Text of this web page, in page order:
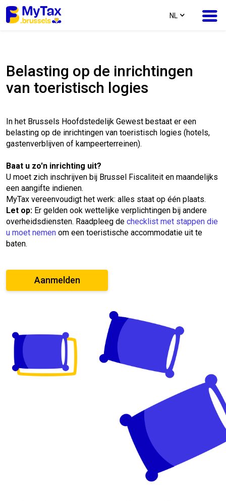
inhoud
navigatie
text.language
NL
Belasting op de inrichtingen
van toeristisch logies
In het Brussels Hoofdstedelijk Gewest bestaat er een
belasting op de inrichtingen van toeristisch logies (hotels,
gastenverblijven of kampeerterreinen).
Baat u zo'n inrichting uit?
U moet zich inschrijven bij Brussel Fiscaliteit en maandelijks
een aangifte indienen.
MyTax vereenvoudigt het werk: alles staat op één plaats.
Let op: Er gelden ook wettelijke verplichtingen bij andere
overheidsdiensten. Raadpleeg de checklist met stappen die
u moet nemen om een toeristische accommodatie uit te
baten.
Aanmelden